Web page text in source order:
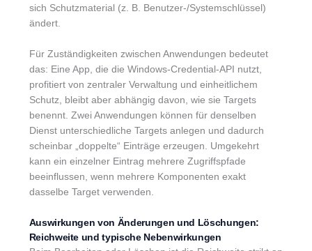
sich Schutzmaterial (z. B. Benutzer-/Systemschlüssel)
ändert.
Für Zuständigkeiten zwischen Anwendungen bedeutet
das: Eine App, die die Windows-Credential-API nutzt,
profitiert von zentraler Verwaltung und einheitlichem
Schutz, bleibt aber abhängig davon, wie sie Targets
benennt. Zwei Anwendungen können für denselben
Dienst unterschiedliche Targets anlegen und dadurch
scheinbar „doppelte“ Einträge erzeugen. Umgekehrt
kann ein einzelner Eintrag mehrere Zugriffspfade
beeinflussen, wenn mehrere Komponenten exakt
dasselbe Target verwenden.
Auswirkungen von Änderungen und Löschungen:
Reichweite und typische Nebenwirkungen